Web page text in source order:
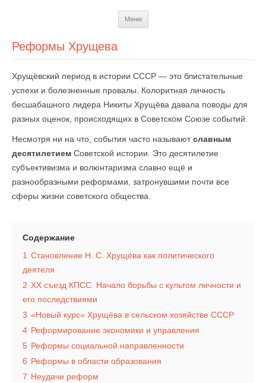
Меню
Реформы Хрущева
Хрущёвский период в истории СССР — это блистательные
успехи и болезненные провалы. Колоритная личность
бесшабашного лидера Никиты Хрущёва давала поводы для
разных оценок, происходящих в Советском Союзе событий.
Несмотря ни на что, события часто называютславным
десятилетием Советской истории. Это десятилетие
субъективизма и волюнтаризма славно ещё и
разнообразными реформами, затронувшими почти все
сферы жизни советского общества.
Содержание
1 Становление Н. С. Хрущёва как политического
деятеля
2 XX съезд КПСС. Начало борьбы с культом личности и
его последствиями
3 «Новый курс» Хрущёва в сельском хозяйстве СССР
4 Реформирование экономики и управления
5 Реформы социальной направленности
6 Реформы в области образования
7 Неудачи реформ